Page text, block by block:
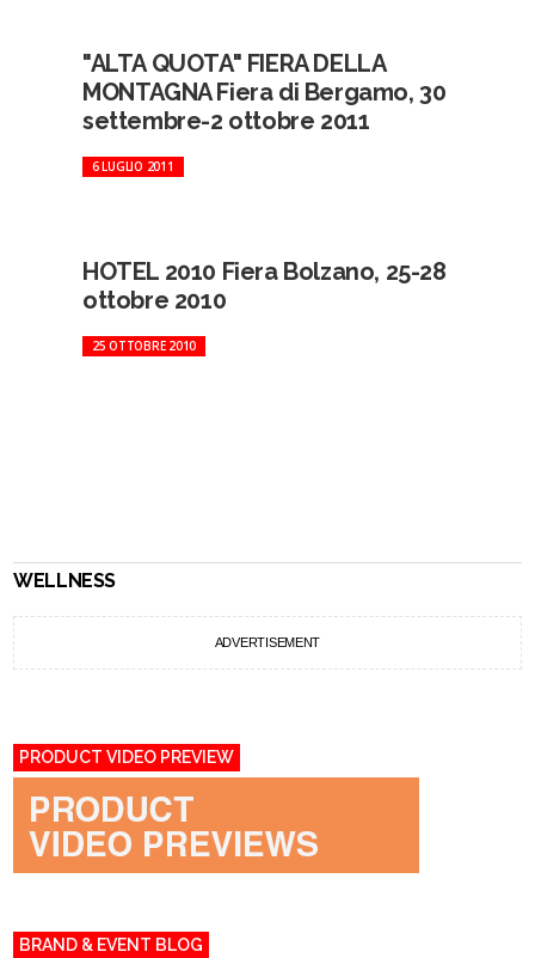
"ALTA QUOTA" FIERA DELLA
MONTAGNA Fiera di Bergamo, 30
settembre-2 ottobre 2011
6 LUGLIO 2011
HOTEL 2010 Fiera Bolzano, 25-28
ottobre 2010
25 OTTOBRE 2010
WELLNESS
ADVERTISEMENT
PRODUCT VIDEO PREVIEW
BRAND & EVENT BLOG